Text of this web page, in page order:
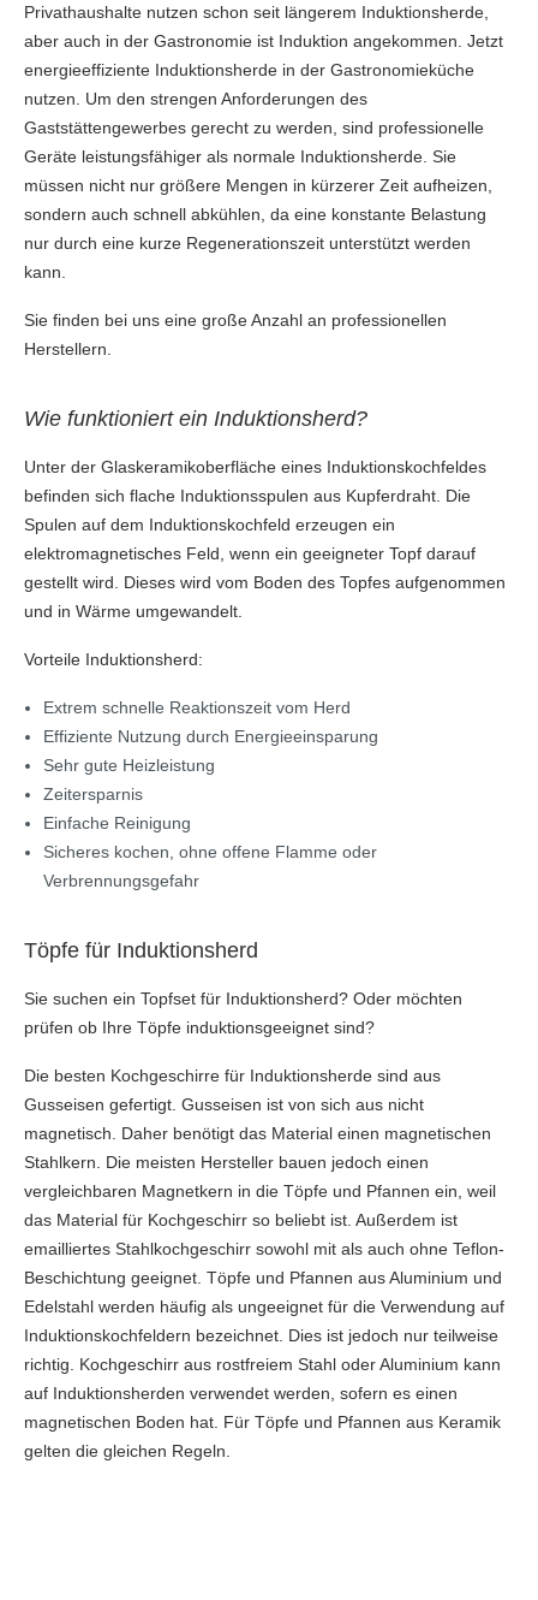
Privathaushalte nutzen schon seit längerem Induktionsherde,
aber auch in der Gastronomie ist Induktion angekommen. Jetzt
energieeffiziente Induktionsherde in der Gastronomieküche
nutzen. Um den strengen Anforderungen des
Gaststättengewerbes gerecht zu werden, sind professionelle
Geräte leistungsfähiger als normale Induktionsherde. Sie
müssen nicht nur größere Mengen in kürzerer Zeit aufheizen,
sondern auch schnell abkühlen, da eine konstante Belastung
nur durch eine kurze Regenerationszeit unterstützt werden
kann.
Sie finden bei uns eine große Anzahl an professionellen
Herstellern.
Wie funktioniert ein Induktionsherd?
Unter der Glaskeramikoberfläche eines Induktionskochfeldes
befinden sich flache Induktionsspulen aus Kupferdraht. Die
Spulen auf dem Induktionskochfeld erzeugen ein
elektromagnetisches Feld, wenn ein geeigneter Topf darauf
gestellt wird. Dieses wird vom Boden des Topfes aufgenommen
und in Wärme umgewandelt.
Vorteile Induktionsherd:
Extrem schnelle Reaktionszeit vom Herd
Effiziente Nutzung durch Energieeinsparung
Sehr gute Heizleistung
Zeitersparnis
Einfache Reinigung
Sicheres kochen, ohne offene Flamme oder
Verbrennungsgefahr
Töpfe für Induktionsherd
Sie suchen ein Topfset für Induktionsherd? Oder möchten
prüfen ob Ihre Töpfe induktionsgeeignet sind?
Die besten Kochgeschirre für Induktionsherde sind aus
Gusseisen gefertigt. Gusseisen ist von sich aus nicht
magnetisch. Daher benötigt das Material einen magnetischen
Stahlkern. Die meisten Hersteller bauen jedoch einen
vergleichbaren Magnetkern in die Töpfe und Pfannen ein, weil
das Material für Kochgeschirr so beliebt ist. Außerdem ist
emailliertes Stahlkochgeschirr sowohl mit als auch ohne Teflon-
Beschichtung geeignet. Töpfe und Pfannen aus Aluminium und
Edelstahl werden häufig als ungeeignet für die Verwendung auf
Induktionskochfeldern bezeichnet. Dies ist jedoch nur teilweise
richtig. Kochgeschirr aus rostfreiem Stahl oder Aluminium kann
auf Induktionsherden verwendet werden, sofern es einen
magnetischen Boden hat. Für Töpfe und Pfannen aus Keramik
gelten die gleichen Regeln.